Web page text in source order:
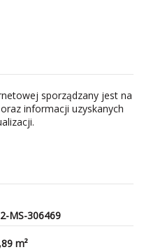
sporządzany jest na
informacji uzyskanych
MS-306469
m²